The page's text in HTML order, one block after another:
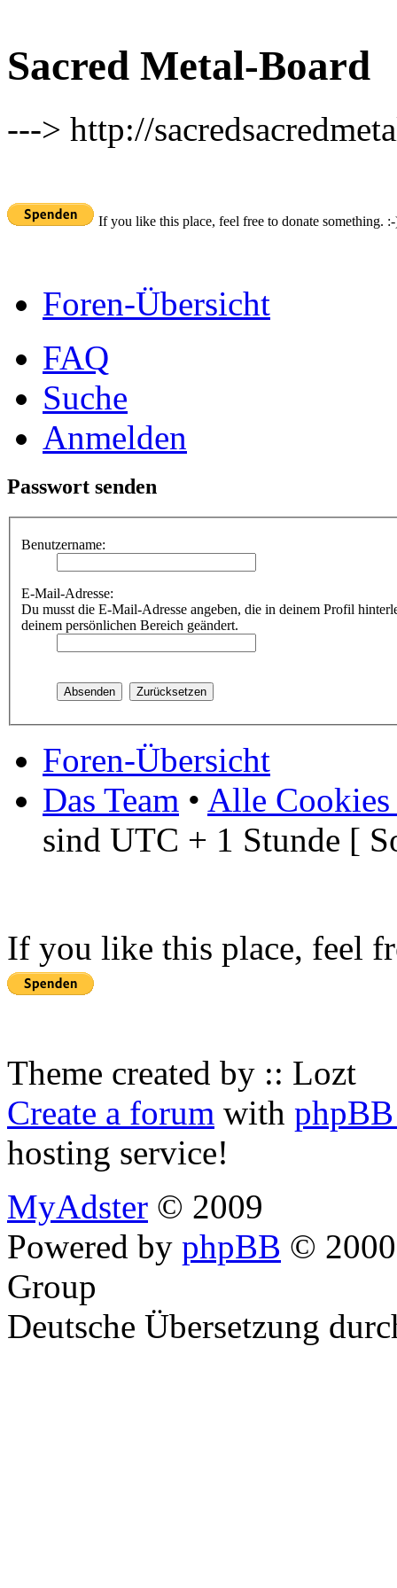
Sacred Metal-Board
---> http://
If you like this place, feel free to donate something.
Foren-Übersicht
FAQ
Suche
Anmelden
Passwort senden
Benutzername:
E-Mail-Adresse:
Du musst die E-Mail-Adresse angeben, die in deinem Profil
deinem persönlichen Bereich geändert.
Foren-Übersicht
Das Team • Alle Cookies
sind UTC + 1 Stunde [
If you like this place, feel
Theme created by :: Lozt
Create a forum with
hosting service!
MyAdster © 2009
Powered by phpBB ©
Group
Deutsche Übersetzung